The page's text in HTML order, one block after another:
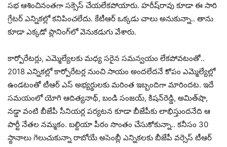
స‌భ ఆశించినంత‌గా స‌క్సెస్ చేయ‌లేక‌పోయారు. హ‌రీష్‌రావు కూడా ఈ సారి
గ్రేట‌ర్ ఎన్నిక‌ల్లో క‌నిపించ‌లేదు. కేటీఆర్ ఒక్క‌డు చాలు అనుకున్నా.. తాను
కూడా ఎక్క‌డో ప్లానింగ్‌లో వెనుక‌డుగు వేశారు.
కార్పోరేట‌ర్లు, ఎమ్మెల్యేల‌కు మ‌ధ్య స‌రైన స‌మ‌న్వ‌యం లేక‌పోవ‌టంతో..
2018 ఎన్నిక‌ల్లో కార్పోరేట‌ర్ల నుంచి సాయం అంద‌లేద‌నే కోపం ఎమ్మెల్యేల్లో
ఉండ‌టంతో టీఆర్ ఎస్ అభ్య‌ర్థుల‌కు మ‌రింత ఇబ్బందిగా మారింద‌ట‌. ఇదే
స‌మ‌యంలో యోగి ఆదిత్య‌నాథ్‌, బండి సంజ‌య్‌, కిష‌న్‌రెడ్డి, అమిత్‌షా,
న‌డ్డా వంటి బీజేపీ సీనియ‌ర్ల ప‌ర్య‌ట‌న కూడా బీజేపీకు లాభిస్తుంద‌నేది ఆ
పార్టీ నేత‌ల న‌మ్మకం. బ‌ల్దియా పీఠం సొంతం చేసుకోకున్నా.. క‌నీసం 30
స్థానాలు గెలుచుకున్నా రాబోయే అసెంబ్లీ ఎన్నిక‌లకు బీజేపీ వ‌ర్సెస్ టీఆర్